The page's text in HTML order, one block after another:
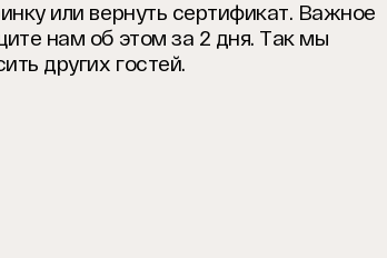
или вернуть сертификат. Важное
нам об этом за 2 дня. Так мы
других гостей.